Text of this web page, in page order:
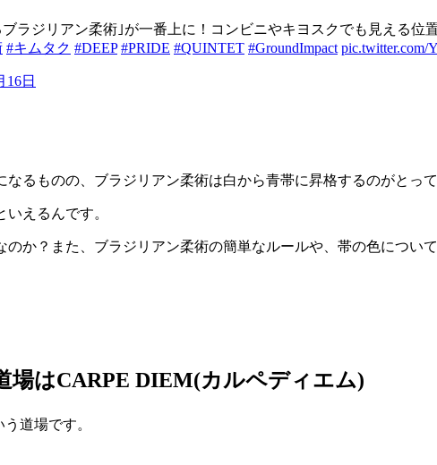
ラジリアン柔術｣が一番上に！コンビニやキヨスクでも見える位
#キムタク #DEEP #PRIDE #QUINTET #GroundImpact pic.twitter.com/
16日
るものの、ブラジリアン柔術は白から青帯に昇格するのがとって
えるんです。
か？また、ブラジリアン柔術の簡単なルールや、帯の色について
場はCARPE DIEM(カルペディエム)
う道場です。